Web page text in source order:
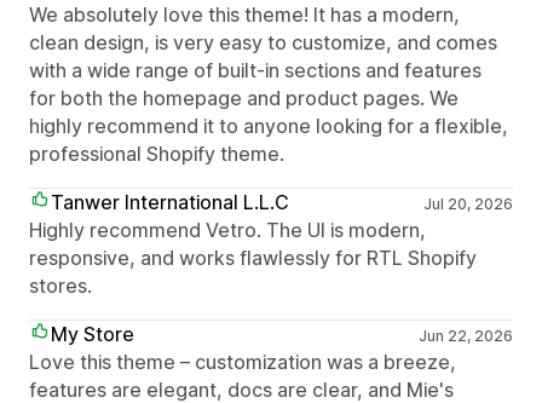
We absolutely love this theme! It has a modern,
clean design, is very easy to customize, and comes
with a wide range of built-in sections and features
for both the homepage and product pages. We
highly recommend it to anyone looking for a flexible,
professional Shopify theme.
Tanwer International L.L.C
Jul 20, 2026
Highly recommend Vetro. The UI is modern,
responsive, and works flawlessly for RTL Shopify
stores.
My Store
Jun 22, 2026
Love this theme – customization was a breeze,
features are elegant, docs are clear, and Mie's